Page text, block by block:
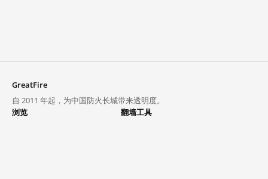
GreatFire
自 2011 年起，为中国防火长城带来透明度。
浏览
翻墙工具